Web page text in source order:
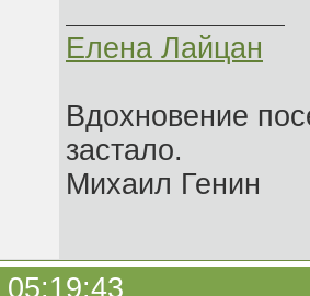
Елена Лайцан
Вдохновение
застало.
Михаил Генин